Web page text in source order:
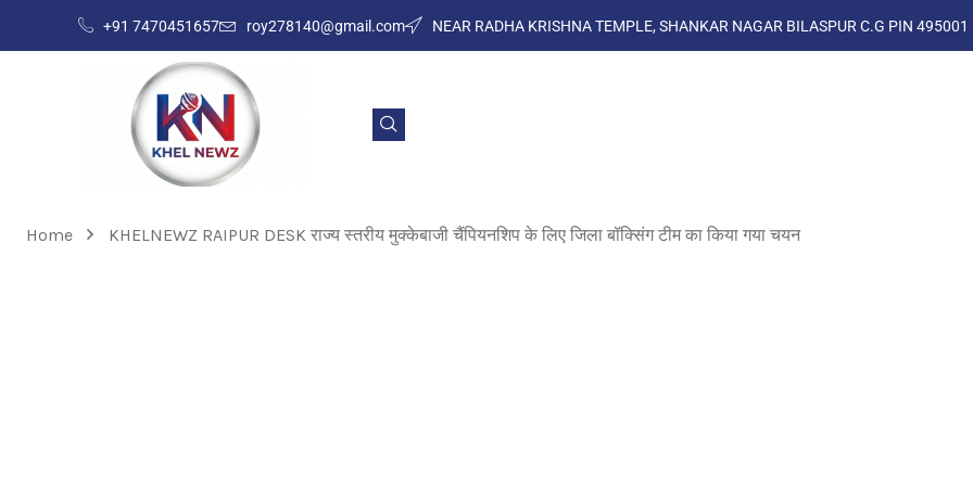
+91 7470451657 roy278140@gmail.com NEAR RADHA KRISHNA TEMPLE, SHANKAR NAGAR BILASPUR C.G PIN
Home KHELNEWZ RAIPUR DESK राज्य स्तरीय मुक्केबाजी चैंपियनशिप के लिए जिला बॉक्सिंग टीम का किया गया चयन